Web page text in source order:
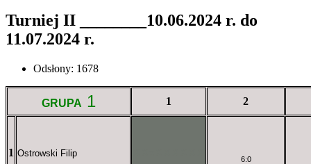
Turniej II ________10.06.2024 r. do
11.07.2024 r.
Odsłony: 1678
GRUPA 1 1 2
1 Ostrowski Filip
6:0